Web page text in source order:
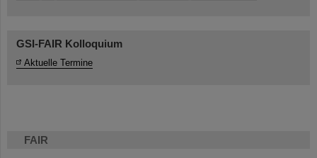
FAIR
GSI-FAIR Kolloquium
Aktuelle Termine